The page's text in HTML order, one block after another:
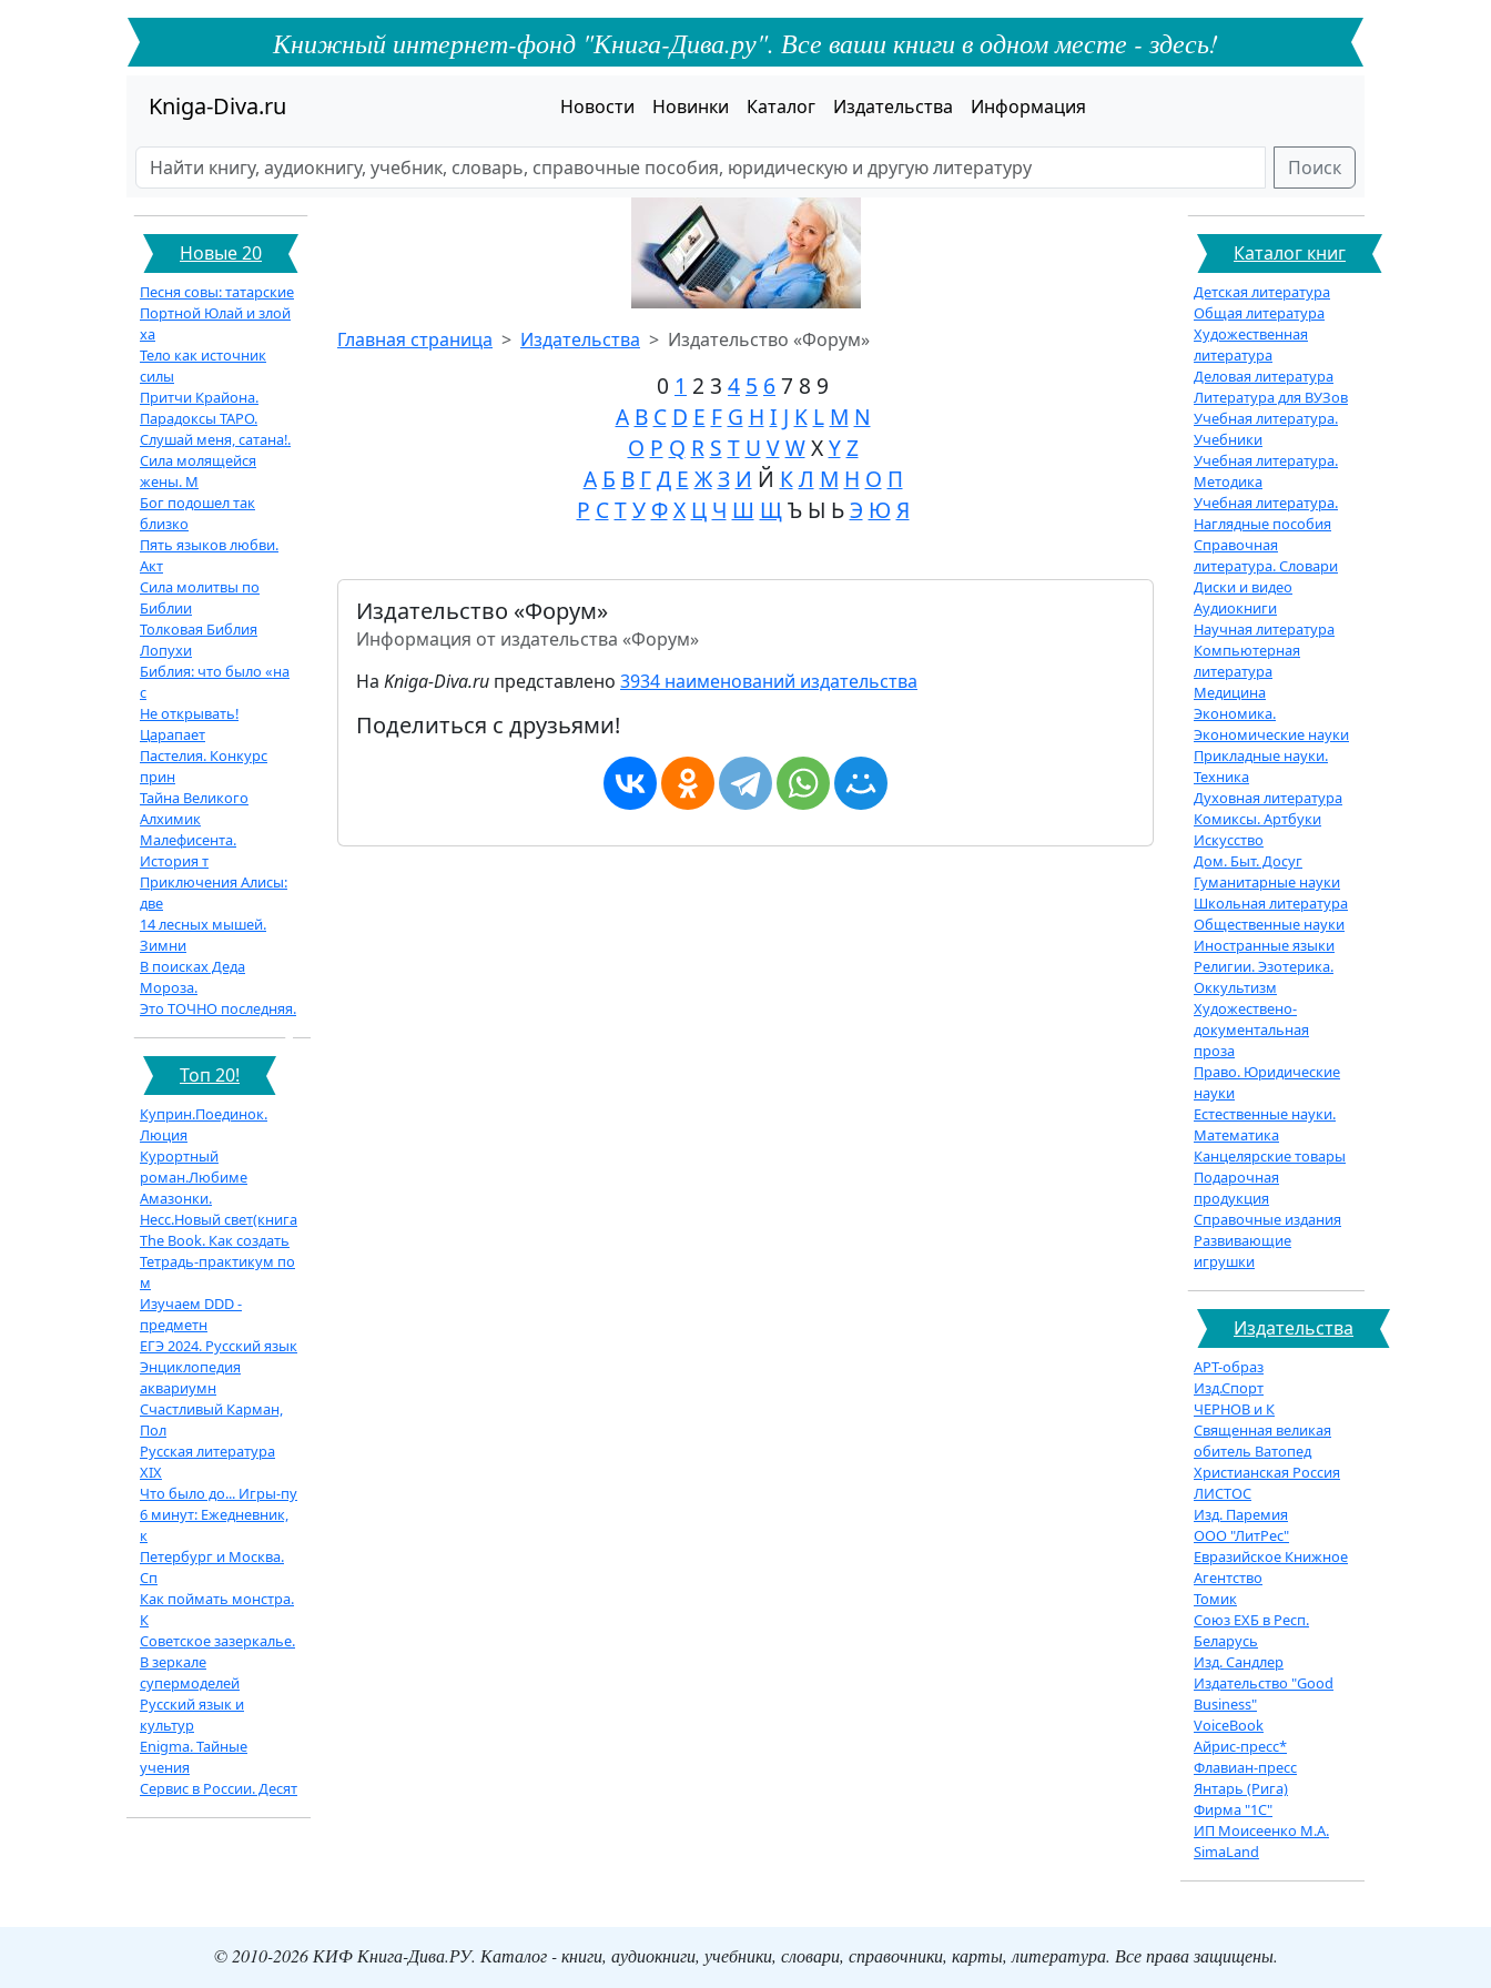
Книжный интернет-фонд "Книга-Дива.ру". Все ваши книги в одном месте - здесь!
Kniga-Diva.ru Новости Новинки Каталог Издательства Информация
Поиск
Новые 20
Песня совы: татарские
Портной Юлай и злой
ха
Тело как источник
силы
Притчи Крайона.
Парадоксы ТАРО.
Слушай меня, сатана!.
Сила молящейся
жены. М
Бог подошел так
близко
Пять языков любви.
Акт
Сила молитвы по
Библии
Толковая Библия
Лопухи
Библия: что было «на
с
Не открывать!
Царапает
Пастелия. Конкурс
прин
Тайна Великого
Алхимик
Малефисента.
История т
Приключения Алисы:
две
14 лесных мышей.
Зимни
В поисках Деда
Мороза.
Это ТОЧНО последняя.
Топ 20!
Куприн.Поединок.
Люция
Курортный
роман.Любиме
Амазонки.
Несс.Новый свет(книга
The Book. Как создать
Тетрадь-практикум по
м
Изучаем DDD -
предметн
ЕГЭ 2024. Русский язык
Энциклопедия
аквариумн
Счастливый Карман,
Пол
Русская литература
XIX
Что было до... Игры-пу
6 минут: Ежедневник,
к
Петербург и Москва.
Сп
Как поймать монстра.
К
Советское зазеркалье.
В зеркале
супермоделей
Русский язык и
культур
Enigma. Тайные
учения
Сервис в России. Десят
Главная страница Издательства Издательство «Форум»
0 1 2 3 4 5 6 7 8 9
A B C D E F G H I J K L M N
O P Q R S T U V WXY Z
А Б В Г Д Е Ж З И Й К Л М Н О П
Р С Т У Ф Х Ц Ч Ш ЩЪ Ы ЬЭ Ю Я
Издательство «Форум»
Информация от издательства «Форум»
На Kniga-Diva.ru представлено 3934 наименований издательства
Поделиться с друзьями!
Каталог книг
Детская литература
Общая литература
Художественная
литература
Деловая литература
Литература для ВУЗов
Учебная литература.
Учебники
Учебная литература.
Методика
Учебная литература.
Наглядные пособия
Справочная
литература. Словари
Диски и видео
Аудиокниги
Научная литература
Компьютерная
литература
Медицина
Экономика.
Экономические науки
Прикладные науки.
Техника
Духовная литература
Комиксы. Артбуки
Искусство
Дом. Быт. Досуг
Гуманитарные науки
Школьная литература
Общественные науки
Иностранные языки
Религии. Эзотерика.
Оккультизм
Художествено-
документальная
проза
Право. Юридические
науки
Естественные науки.
Математика
Канцелярские товары
Подарочная
продукция
Справочные издания
Развивающие
игрушки
Издательства
АРТ-образ
Изд.Спорт
ЧЕРНОВ и К
Священная великая
обитель Ватопед
Христианская Россия
ЛИСТОС
Изд. Паремия
ООО "ЛитРес"
Евразийское Книжное
Агентство
Томик
Союз ЕХБ в Респ.
Беларусь
Изд. Сандлер
Издательство "Good
Business"
VoiceBook
Айрис-пресс*
Флавиан-пресс
Янтарь (Рига)
Фирма "1С"
ИП Моисеенко М.А.
SimaLand
© 2010-2026 КИФ Книга-Дива.РУ. Каталог - книги, аудиокниги, учебники, словари, справочники, карты, литература. Все права защищены.